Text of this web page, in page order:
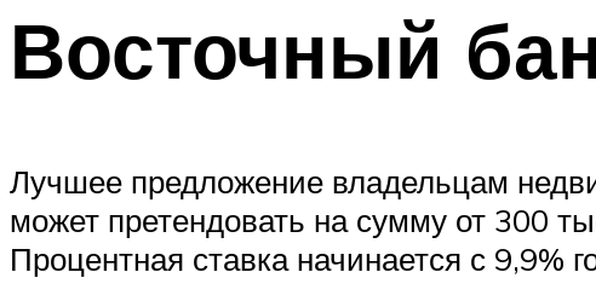
Восточный
Лучшее предложение владельцам
может претендовать на сумму от 300
Процентная ставка начинается с 9,9%